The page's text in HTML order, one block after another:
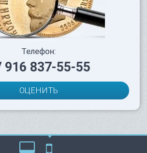
Телефон:
916 837-55-55
ОЦЕНИТЬ